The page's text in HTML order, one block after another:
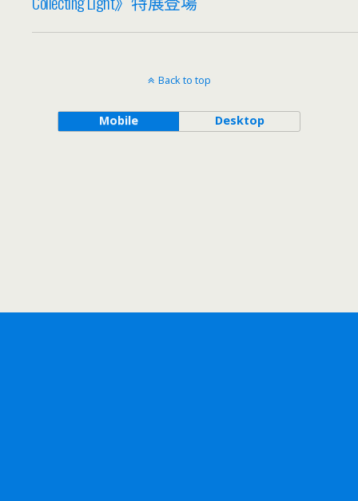
Back to top
Mobile Desktop